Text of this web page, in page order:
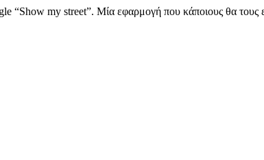
“Show my street”. Μία εφαρμογή που κάποιους θα